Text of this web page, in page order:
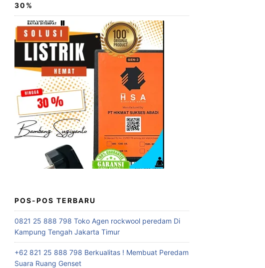
30%
POS-POS TERBARU
0821 25 888 798 Toko Agen rockwool peredam Di
Kampung Tengah Jakarta Timur
+62 821 25 888 798 Berkualitas ! Membuat Peredam
Suara Ruang Genset